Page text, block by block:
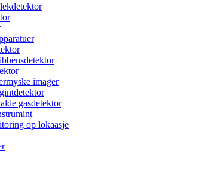
imager
gasdetektor
op lokaasje